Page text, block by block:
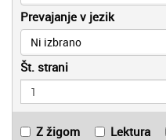
Prevajanje v jezik
Ni izbrano
Št. strani
Z žigom Lektura